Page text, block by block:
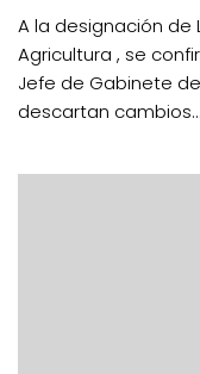
A la designación
Agricultura , se
Jefe de Gabinete
descartan cambios...